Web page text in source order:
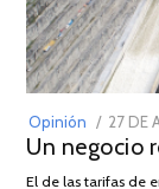
Opinión
ON
27 DE
Un negocio
El de las tarifas de